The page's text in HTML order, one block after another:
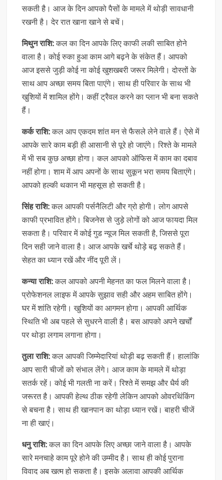
सकती है। आज के दिन आपको पैसों के मामले में थोड़ी सावधानी
रखनी है। देर रात खाना खाने से बचें।
मिथुन राशि:कल का दिन आपके लिए काफी लकी साबित होने
वाला है। कोई रुका हुआ काम आगे बढ़ने के संकेत हैं। आपको
आज इससे जुड़ी कोई ना कोई खुशखबरी जरूर मिलेगी। दोस्तों के
साथ आप अच्छा समय बिता पाएंगे। साथ ही परिवार के साथ भी
खुशियों में शामिल होंगे। कहीं ट्रैवल करने का प्लान भी बना सकते
हैं।
कर्क राशि:कल आप एकदम शांत मन से फैसले लेने वाले हैं। ऐसे में
आपके सारे काम बड़ी ही आसानी से पूरे हो जाएंगे। रिश्ते के मामले
में भी सब कुछ अच्छा होगा। कल आपको ऑफिस में काम का दबाव
नहीं होगा। शाम में आप अपनों के साथ सुकून भरा समय बिताएंगे।
आपको हल्की थकान भी महसूस हो सकती है।
सिंह राशि:कल आपकी पर्सनैलिटी और ग्रो होगी। लोग आपसे
काफी प्रभावित होंगे। बिजनेस से जुड़े लोगों को आज फायदा मिल
सकता है। परिवार में कोई गुड न्यूज मिल सकती है, जिससे पूरा
दिन सही जाने वाला है। आज आपके खर्चे थोड़े बढ़ सकते हैं।
सेहत का ध्यान रखें और नींद पूरी लें।
कन्या राशि:कल आपको अपनी मेहनत का फल मिलने वाला है।
प्रोफेशनल लाइफ में आपके सुझाव सही और अहम साबित होंगे।
घर में शांति रहेगी। खुशियों का आगमन होगा। आपकी आर्थिक
स्थिति भी अब पहले से सुधरने वाली है। बस आपको अपने खर्चों
पर थोड़ा लगाम लगाना होगा।
तुला राशि:कल आपकी जिम्मेदारियां थोड़ी बढ़ सकती हैं। हालांकि
आप सारी चीजों को संभाल लेंगे। आज काम के मामले में थोड़ा
सतर्क रहें। कोई भी गलती ना करें। रिश्ते में समझ और धैर्य की
जरूरत है। आपकी हेल्थ ठीक रहेगी लेकिन आपको ओवरथिंकिंग
से बचना है। साथ ही खानपान का थोड़ा ध्यान रखें। बाहरी चीजें
ना ही खाएं।
धनु राशि:कल का दिन आपके लिए अच्छा जाने वाला है। आपके
सारे मनचाहे काम पूरे होने की उम्मीद है। साथ ही कोई पुराना
विवाद अब खत्म हो सकता है। इसके अलावा आपकी आर्थिक